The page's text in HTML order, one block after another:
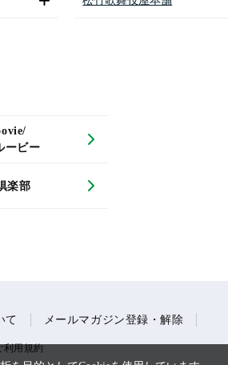
ービー
楽部
て メールマガジン登録・解除
利用規約